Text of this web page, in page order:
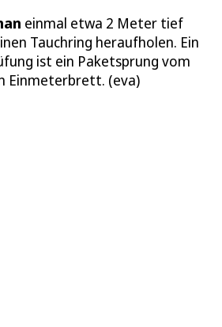
einmal etwa 2 Meter tief
Tauchring heraufholen. Ein
ist ein Paketsprung vom
Einmeterbrett. (eva)